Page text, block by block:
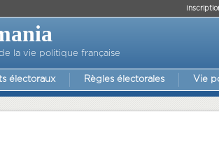
la vie politique française
électoraux Règles électorales Vie